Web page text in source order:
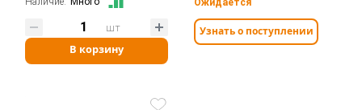
В корзину
шт
Ожидается
Узнать о поступлении